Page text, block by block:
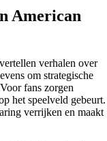
American
verhalen over
om strategische
fans zorgen
het speelveld gebeurt.
verrijken en maakt